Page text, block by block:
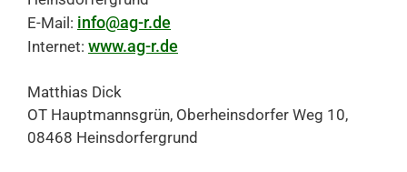
E-Mail: info@ag-r.de
Internet: www.ag-r.de
Matthias Dick
OT Hauptmannsgrün, Oberheinsdorfer Weg 10,
08468 Heinsdorfergrund